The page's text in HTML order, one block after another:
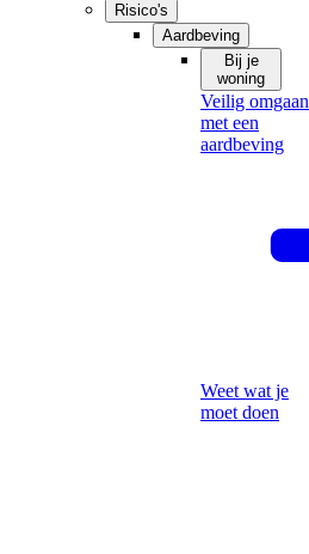
Risico's
Aardbeving
Bij je
woning
Veilig omgaan
met een
aardbeving
Weet wat je
moet doen